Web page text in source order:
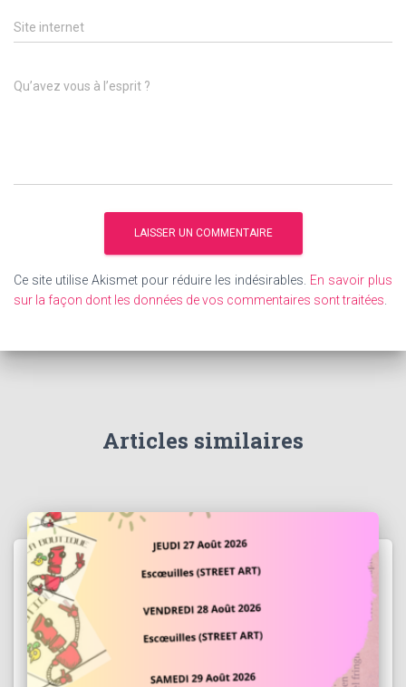
Site internet
Qu’avez vous à l’esprit ?
Ce site utilise Akismet pour réduire les indésirables. En savoir plus
sur la façon dont les données de vos commentaires sont traitées
Articles similaires